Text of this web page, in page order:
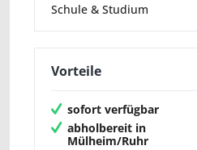
Schule & Studium
Vorteile
sofort verfügbar
abholbereit in
Mülheim/Ruhr